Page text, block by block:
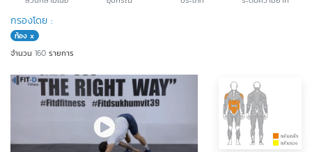
กรองโดย :
ท้อง x
จำนวน 160 รายการ